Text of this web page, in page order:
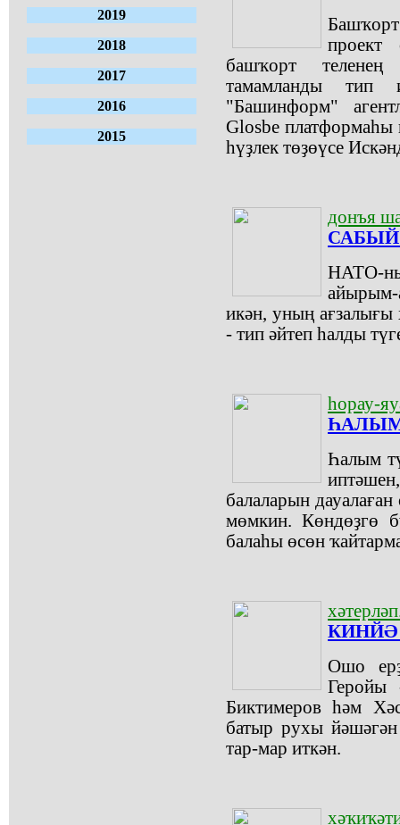
2019
2018
2017
2016
2015
проект
башҡорт
тамамланды тип
"Башинформ"
Glosbе платформаһы
һүҙлек төҙөүсе
донъя
НАТО-
икән, уның
- тип әйтеп һалды
һорау-
Һалым
балаларын
мөмкин. Көндөҙгө
балаһы өсөн
Ошо
Геройы
Биктимеров һәм
батыр рухы
тар-мар иткән.